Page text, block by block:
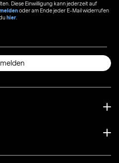
Diese Einwilligung kann jederzeit auf
oder am Ende jeder E-Mail widerrufen
hier